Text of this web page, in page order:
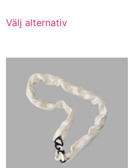
Välj alternativ